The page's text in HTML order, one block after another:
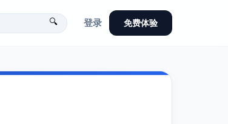
🔍 登录 免费体验